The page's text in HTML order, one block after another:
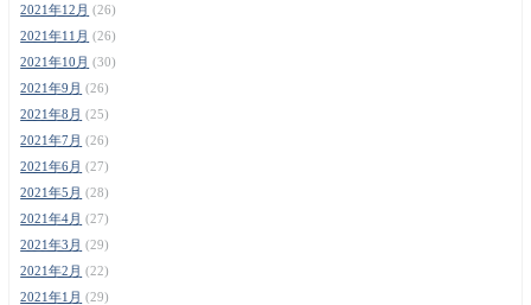
2021年12月 (26)
2021年11月 (26)
2021年10月 (30)
2021年9月 (26)
2021年8月 (25)
2021年7月 (26)
2021年6月 (27)
2021年5月 (28)
2021年4月 (27)
2021年3月 (29)
2021年2月 (22)
2021年1月 (29)